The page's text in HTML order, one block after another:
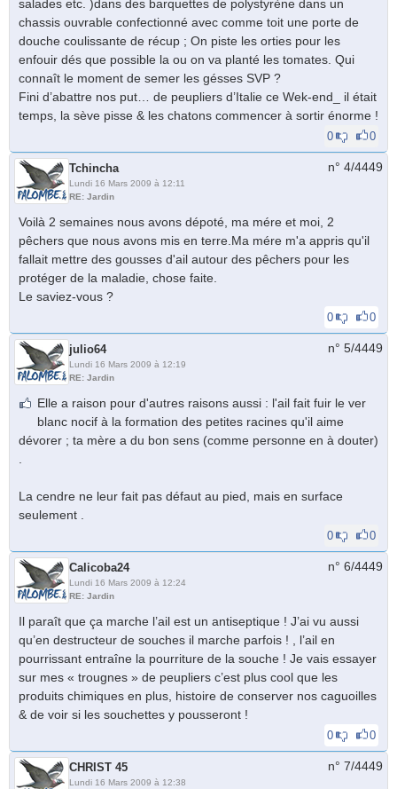
salades etc. )dans des barquettes de polystyrène dans un
chassis ouvrable confectionné avec comme toit une porte de
douche coulissante de récup ; On piste les orties pour les
enfouir dés que possible la ou on va planté les tomates. Qui
connaît le moment de semer les gésses SVP ?
Fini d’abattre nos put… de peupliers d’Italie ce Wek-end_ il était
temps, la sève pisse & les chatons commencer à sortir énorme !
0 0
Tchincha
Lundi 16 Mars 2009 à 12:11
RE: Jardin
n° 4/4449
Voilà 2 semaines nous avons dépoté, ma mére et moi, 2
pêchers que nous avons mis en terre.Ma mére m'a appris qu'il
fallait mettre des gousses d'ail autour des pêchers pour les
protéger de la maladie, chose faite.
Le saviez-vous ?
0 0
julio64
Lundi 16 Mars 2009 à 12:19
RE: Jardin
n° 5/4449
Elle a raison pour d'autres raisons aussi : l'ail fait fuir le ver
blanc nocif à la formation des petites racines qu'il aime
dévorer ; ta mère a du bon sens (comme personne en à douter)
La cendre ne leur fait pas défaut au pied, mais en surface
seulement .
0 0
Calicoba24
Lundi 16 Mars 2009 à 12:24
RE: Jardin
n° 6/4449
Il paraît que ça marche l’ail est un antiseptique ! J’ai vu aussi
qu’en destructeur de souches il marche parfois ! , l’ail en
pourrissant entraîne la pourriture de la souche ! Je vais essayer
sur mes « trougnes » de peupliers c’est plus cool que les
produits chimiques en plus, histoire de conserver nos caguoilles
& de voir si les souchettes y pousseront !
0 0
CHRIST 45
Lundi 16 Mars 2009 à 12:38
n° 7/4449